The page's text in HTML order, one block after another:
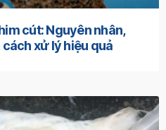
cút: Nguyên nhân,
xử lý hiệu quả